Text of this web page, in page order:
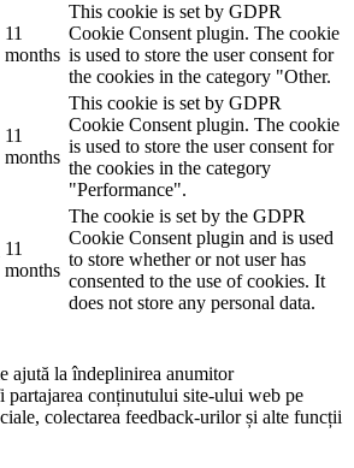
11
months
This cookie is set by GDPR
Cookie Consent plugin. The cookie
is used to store the user consent for
the cookies in the category "Other.
11
months
This cookie is set by GDPR
Cookie Consent plugin. The cookie
is used to store the user consent for
the cookies in the category
"Performance".
11
months
The cookie is set by the GDPR
Cookie Consent plugin and is used
to store whether or not user has
consented to the use of cookies. It
does not store any personal data.
ajută la îndeplinirea anumitor
conținutului site-ului web pe
colectarea feedback-urilor și alte funcții